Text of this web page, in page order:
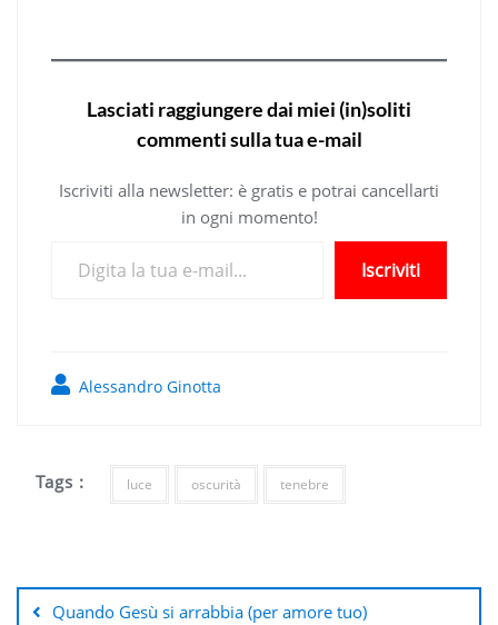
Lasciati raggiungere dai miei (in)soliti
commenti sulla tua e-mail
Iscriviti alla newsletter: è gratis e potrai cancellarti
in ogni momento!
Iscriviti
Alessandro Ginotta
Tags : luce oscurità tenebre
articoli
Quando Gesù si arrabbia (per amore tuo)